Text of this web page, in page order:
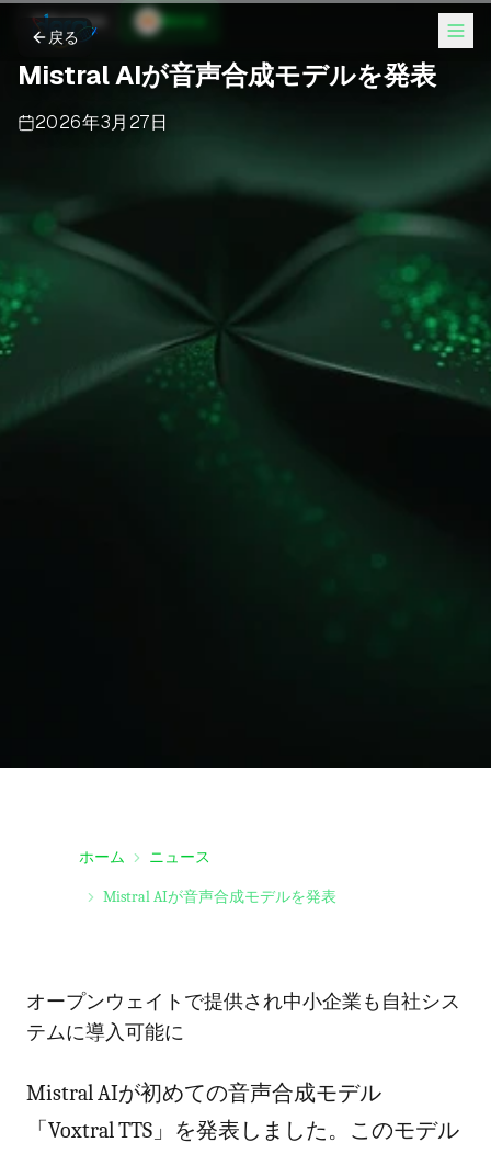
戻る
AI Business Mistral
Mistral AIが音声合成モデルを発表
2026年3月27日
ホーム ニュース
Mistral AIが音声合成モデルを発表
オープンウェイトで提供され中小企業も自社シス
テムに導入可能に
Mistral AIが初めての音声合成モデル
「Voxtral TTS」を発表しました。このモデル